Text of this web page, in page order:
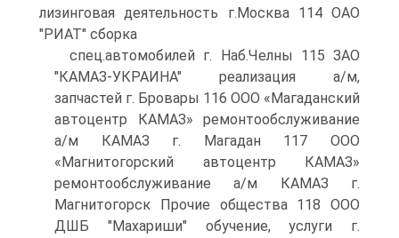
лизинговая деятельность г.Москва 114 ОАО
"РИАТ" сборка
спец.автомобилей г. Наб.Челны 115 ЗАО
"КАМАЗ-УКРАИНА" реализация а/м,
запчастей г. Бровары 116 ООО «Магаданский
автоцентр КАМАЗ» ремонтообслуживание
а/м КАМАЗ г. Магадан 117 ООО
«Магнитогорский автоцентр КАМАЗ»
ремонтообслуживание а/м КАМАЗ г.
Магнитогорск Прочие общества 118 ООО
ДШБ "Махариши" обучение, услуги г.